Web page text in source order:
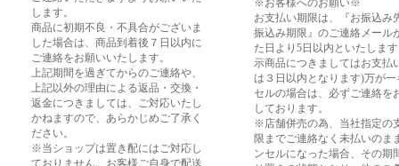
します。
商品に初期不良・不具合がございま
した場合は、商品到着後７日以内に
ご連絡をお願いいたします。
上記期間を過ぎてからのご連絡や、
上記以外の理由による返品・交換・
返金につきましては、ご対応いたし
かねますので、あらかじめご了承く
ださい。
※当ショップは置き配にはご対応し
※お客様へのお願い※
お支払い期限は、『お振込み
振込み期限』のご連絡メール
た日より5日以内といたしま
示商品につきましてはお支払
は３日以内となります)万が一
セルの場合は、必ずご連絡を
しております。
※店舗併売の為、当社指定の
限までご連絡なく未払いのま
ンセルになった場合、その期